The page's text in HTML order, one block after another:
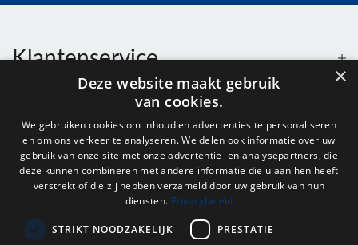
Klantenservice
Openingstijden
Nieuwsbrief
×
Deze website maakt gebruik
van cookies.
We gebruiken cookies om inhoud en advertenties te personaliseren
en om ons verkeer te analyseren. We delen ook informatie over uw
gebruik van onze site met onze advertentie- en analysepartners, die
deze kunnen combineren met andere informatie die u aan hen heeft
verstrekt of die zij hebben verzameld door uw gebruik van hun
diensten. Privacybeleid
STRIKT NOODZAKELIJK PRESTATIE